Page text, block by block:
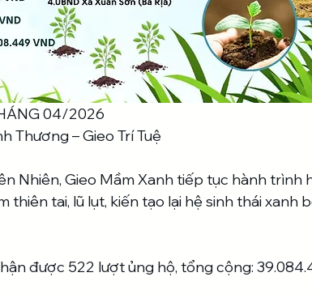
04/2026
Thương – Gieo Trí Tuệ
Nhiên, Gieo Mầm Xanh tiếp tục hành trình
thiên tai, lũ lụt, kiến tạo lại hệ sinh thái xanh
được 522 lượt ủng hộ, tổng cộng: